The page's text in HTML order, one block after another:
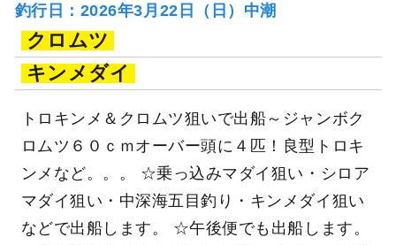
釣行日：2026年3月22日（日）中潮
クロムツ
キンメダイ
トロキンメ＆クロムツ狙いで出船～ジャンボク
ロムツ６０ｃｍオーバー頭に４匹！良型トロキ
ンメなど。。。 ☆乗っ込みマダイ狙い・シロア
マダイ狙い・中深海五目釣り・キンメダイ狙い
などで出船します。 ☆午後便でも出船します。